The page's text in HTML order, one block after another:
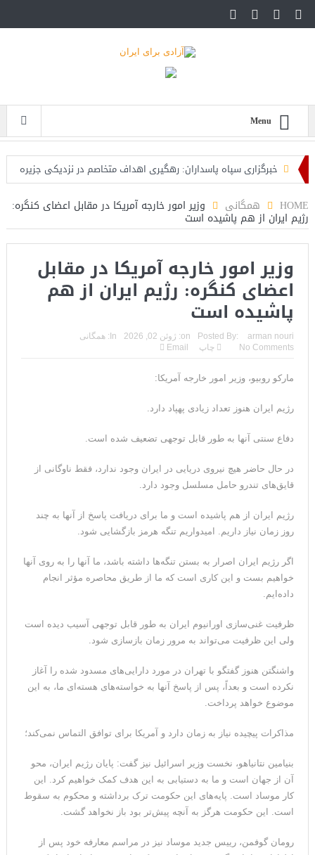
Menu
خبرگزاری سپاه پاسداران: رهگیری اهداف متخاصم در نزدیکی جزیره
تحلیلگر حکومتی: تفاهم هرمز پایان بحران نیست؛ خطر جنگ همچنان
پابرجاست
ایران؛ واکنش ترامپ و معاونش به اقدام تفرقه‌افکنان/سفر ژنرال
منیر به عربستان
مقاله: اپوزیسیون بی‌راه‌حل؛ وقتی دشمنی با پهلوی جای نجات
ایران را می‌گیرد
۱۰ تریلیون دلار؛ چگونه جرایم سایبری به سومین اقتصاد بزرگ جهان
تبدیل شد؟
ترامپ: پیروزی عبدال السید اسرائیل‌ستیز، خبر خوبی برای
جمهوری‌خواهان است
تنگه هرمز؛ از سخنان تازه ترامپ چنین برمیآید که توافقی به دست
نیامده است
سپاه پاسداران
خبرگزاری رویترز از اختلاف نظر در مذاکرات در باره تنگه هرمز خبر داد
سنتکام: ما همچنان به اعمال محاصره علیه رژیم ایران ادامه
می‌دهیم
HOME همگانی وزیر امور خارجه آمریکا در مقابل اعضای کنگره:
رژیم ایران از هم پاشیده است
وزیر امور خارجه آمریکا در مقابل
اعضای کنگره: رژیم ایران از هم
پاشیده است
Posted By: arman nouri
on: ژوئن 02, 2026 In:
همگانی
No Comments
چاپ Email
مارکو روبیو، وزیر امور خارجه آمریکا:
رژیم ایران هنوز تعداد زیادی پهپاد دارد.
دفاع سنتی آنها به طور قابل توجهی تضعیف شده است.
در حال حاضر هیچ نیروی دریایی در ایران وجود ندارد، فقط ناوگانی از
قایق‌های تندرو حامل مسلسل وجود دارد.
رژیم ایران از هم پاشیده است و ما برای دریافت پاسخ از آنها به چند
روز زمان نیاز داریم. امیدواریم تنگه هرمز بازگشایی شود.
اگر رژیم ایران اصرار به بستن تنگه‌ها داشته باشد، ما آنها را به روی آنها
خواهیم بست و این کاری است که ما از طریق محاصره مؤثر انجام
داده‌ایم.
ظرفیت غنی‌سازی اورانیوم ایران به طور قابل توجهی آسیب دیده است
ولی این ظرفیت می‌تواند به مرور زمان بازسازی شود.
واشنگتن هنوز گفتگو با تهران در مورد دارایی‌های مسدود شده را آغاز
نکرده است و بعداً، پس از پاسخ آنها به خواسته‌های هسته‌ای ما، به این
موضوع خواهد پرداخت.
مذاکرات پیچیده نیاز به زمان دارد و آمریکا برای توافق التماس نمی‌کند؛
بنیامین نتانیاهو، نخست وزیر اسرائیل نیز گفت: پایان رژیم ایران، محو
آن از جهان است و ما به دستیابی به این هدف کمک خواهیم کرد. این
کار موساد است. پایه‌های این حکومت ترک برداشته‌ و محکوم به سقوط
است. این حکومت هرگز به آنچه پیش‌تر بود باز نخواهد گشت.
رومان گوفمن، رییس جدید موساد نیز در مراسم معارفه خود پس از